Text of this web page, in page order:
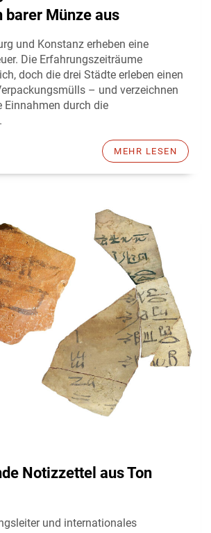
barer Münze aus
und Konstanz erheben eine
Die Erfahrungszeiträume
doch die drei Städte erleben einen
– und verzeichnen
Einnahmen durch die
MEHR LESEN
Notizzettel aus Ton
und internationales